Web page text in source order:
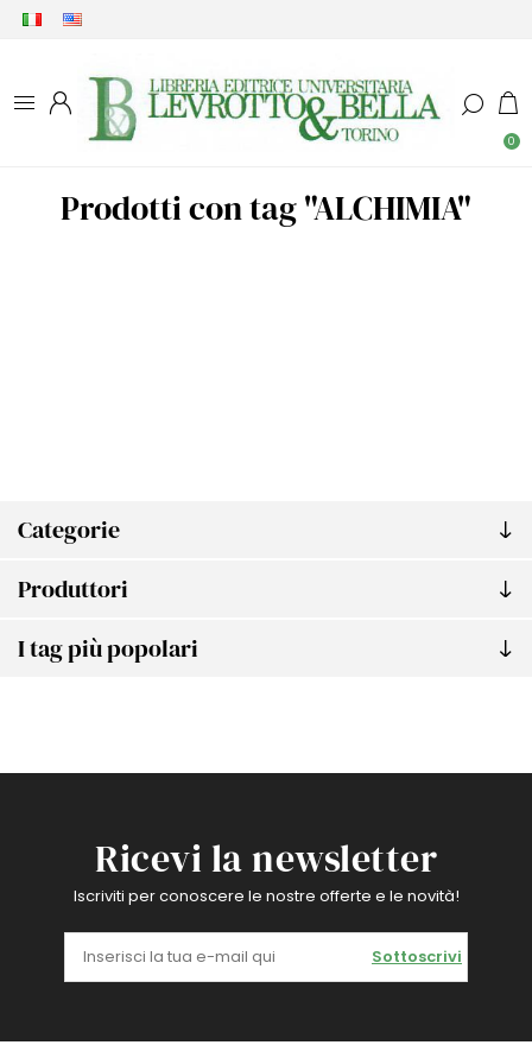
0
Categorie
Produttori
I tag più popolari
Prodotti con tag "ALCHIMIA"
Ricevi la newsletter
Iscriviti per conoscere le nostre offerte e le novità!
Sottoscrivi